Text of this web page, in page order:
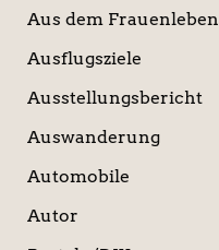
Aus dem Frauenleben
Ausflugsziele
Ausstellungsbericht
Auswanderung
Automobile
Autor